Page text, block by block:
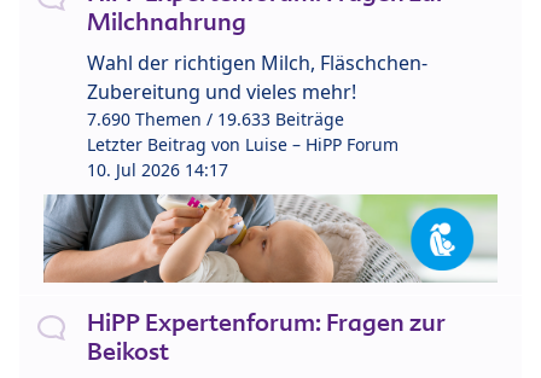
Milchnahrung
Wahl der richtigen Milch, Fläschchen-
Zubereitung und vieles mehr!
7.690 Themen / 19.633 Beiträge
Letzter Beitrag von Luise – HiPP Forum
10. Jul 2026 14:17
HiPP Expertenforum: Fragen zur
Beikost